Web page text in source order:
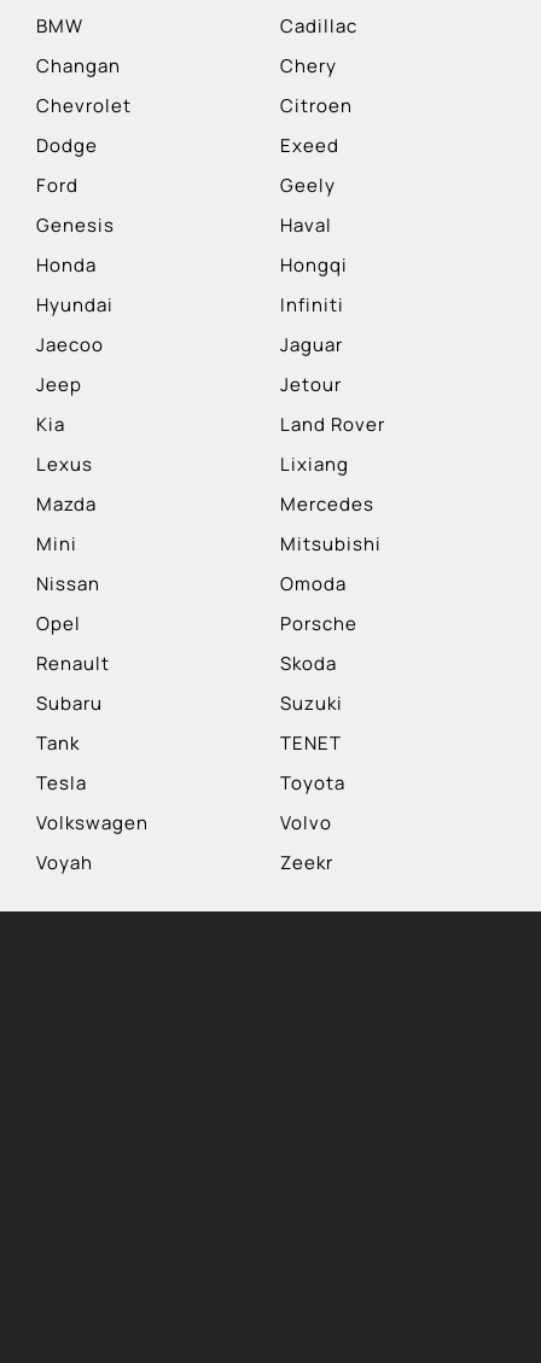
BMW
Cadillac
Changan
Chery
Chevrolet
Citroen
Dodge
Exeed
Ford
Geely
Genesis
Haval
Honda
Hongqi
Hyundai
Infiniti
Jaecoo
Jaguar
Jeep
Jetour
Kia
Land Rover
Lexus
Lixiang
Mazda
Mercedes
Mini
Mitsubishi
Nissan
Omoda
Opel
Porsche
Renault
Skoda
Subaru
Suzuki
Tank
TENET
Tesla
Toyota
Volkswagen
Volvo
Voyah
Zeekr